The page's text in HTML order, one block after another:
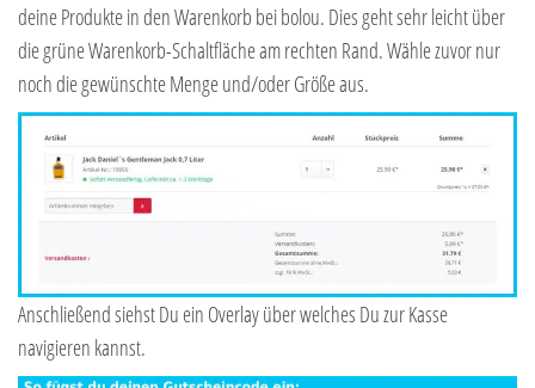
deine Produkte in den Warenkorb bei bolou. Dies geht sehr leicht über
die grüne Warenkorb-Schaltfläche am rechten Rand. Wähle zuvor nur
noch die gewünschte Menge und/oder Größe aus.
Anschließend siehst Du ein Overlay über welches Du zur Kasse
navigieren kannst.